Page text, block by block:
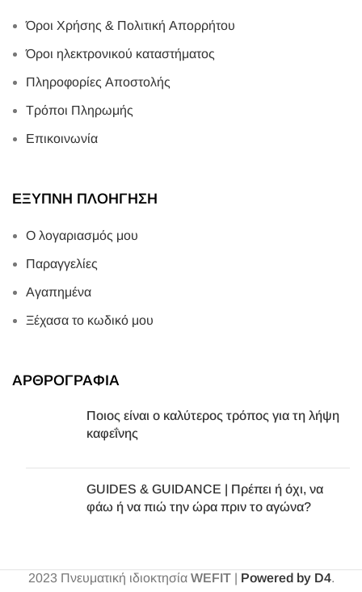
Όροι Χρήσης & Πολιτική Απορρήτου
Όροι ηλεκτρονικού καταστήματος
Πληροφορίες Αποστολής
Τρόποι Πληρωμής
Επικοινωνία
ΕΞΥΠΝΗ ΠΛΟΗΓΗΣΗ
Ο λογαριασμός μου
Παραγγελίες
Αγαπημένα
Ξέχασα το κωδικό μου
ΑΡΘΡΟΓΡΑΦΙΑ
Ποιος είναι ο καλύτερος τρόπος για τη λήψη
καφεΐνης
GUIDES & GUIDANCE | Πρέπει ή όχι, να
φάω ή να πιώ την ώρα πριν το αγώνα?
2023 Πνευματική ιδιοκτησία WEFIT| Powered by D4.